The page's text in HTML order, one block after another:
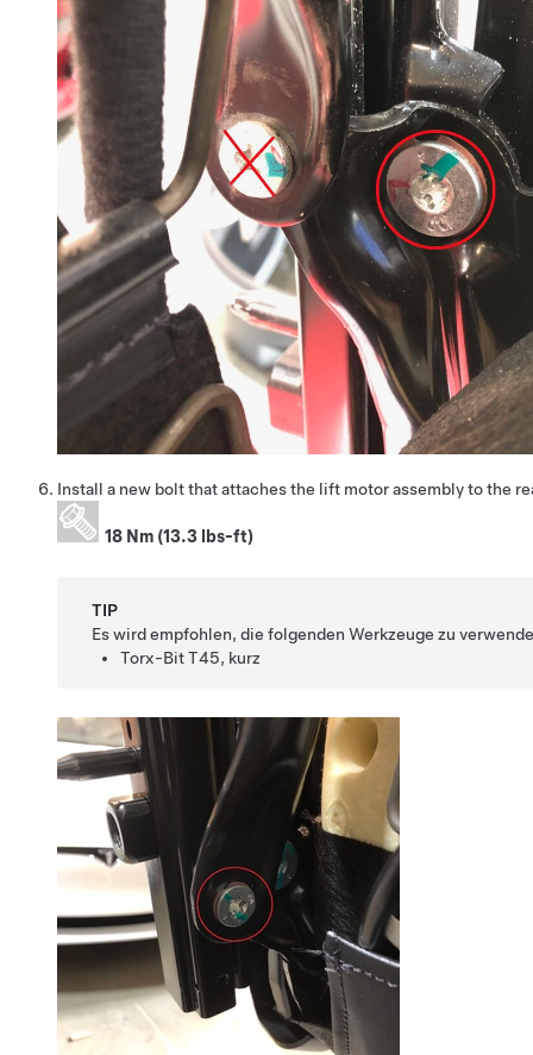
Install a new bolt that attaches the lift motor assembly to the
18 Nm (13.3 lbs-ft)
TIP
Es wird empfohlen, die folgenden Werkzeuge zu
Torx-Bit T45, kurz